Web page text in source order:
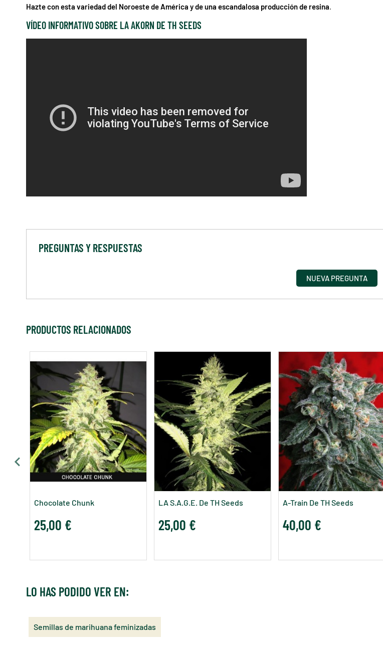
Hazte con esta variedad del Noroeste de América y de una escandalosa producción de resina.
VÍDEO INFORMATIVO SOBRE LA AKORN DE TH SEEDS
PREGUNTAS Y RESPUESTAS
NUEVA PREGUNTA
PRODUCTOS RELACIONADOS
Chocolate Chunk
25,00 €
LA S.A.G.E. De TH Seeds
25,00 €
A-Train De TH Seeds
40,00 €
LO HAS PODIDO VER EN:
Semillas de marihuana feminizadas